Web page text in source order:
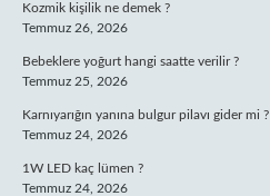
Kozmik kişilik ne demek ?
Temmuz 26, 2026
Bebeklere yoğurt hangi saatte verilir ?
Temmuz 25, 2026
Karnıyarığın yanına bulgur pilavı gider mi ?
Temmuz 24, 2026
1W LED kaç lümen ?
Temmuz 24, 2026